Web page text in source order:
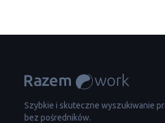
Szybkie i skuteczne wyszukiwanie
bez pośredników.